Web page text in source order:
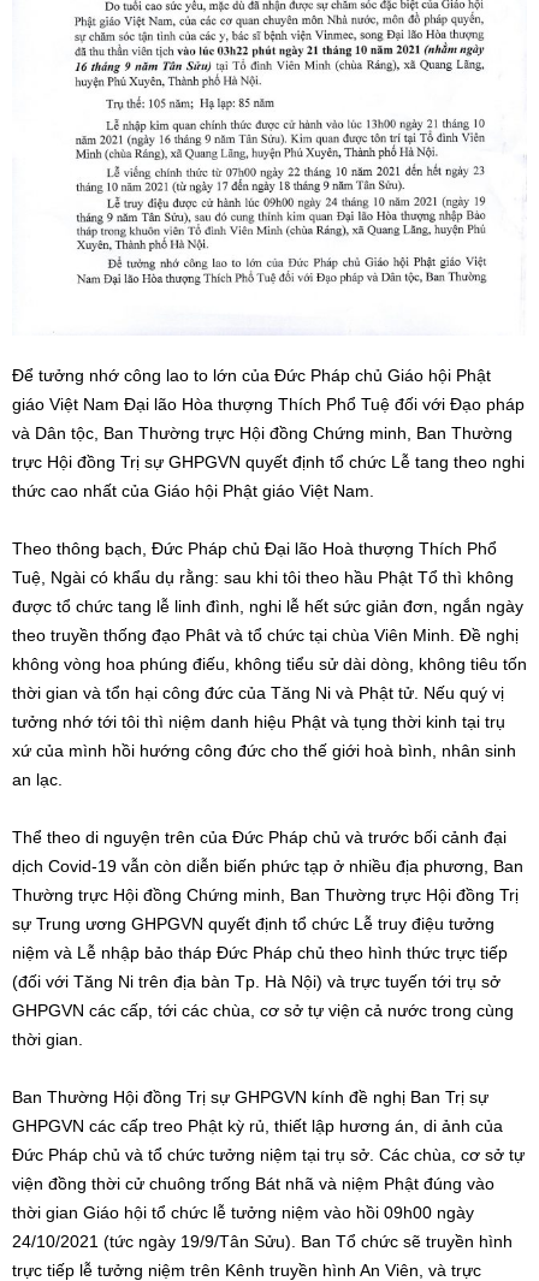
Để tưởng nhớ công lao to lớn của Đức Pháp chủ Giáo hội Phật
giáo Việt Nam Đại lão Hòa thượng Thích Phổ Tuệ đối với Đạo pháp
và Dân tộc, Ban Thường trực Hội đồng Chứng minh, Ban Thường
trực Hội đồng Trị sự GHPGVN quyết định tổ chức Lễ tang theo nghi
thức cao nhất của Giáo hội Phật giáo Việt Nam.
Theo thông bạch, Đức Pháp chủ Đại lão Hoà thượng Thích Phổ
Tuệ, Ngài có khẩu dụ rằng: sau khi tôi theo hầu Phật Tổ thì không
được tổ chức tang lễ linh đình, nghi lễ hết sức giản đơn, ngắn ngày
theo truyền thống đạo Phât và tổ chức tại chùa Viên Minh. Đề nghị
không vòng hoa phúng điếu, không tiểu sử dài dòng, không tiêu tốn
thời gian và tổn hại công đức của Tăng Ni và Phật tử. Nếu quý vị
tưởng nhớ tới tôi thì niệm danh hiệu Phật và tụng thời kinh tại trụ
xứ của mình hồi hướng công đức cho thế giới hoà bình, nhân sinh
an lạc.
Thể theo di nguyện trên của Đức Pháp chủ và trước bối cảnh đại
dịch Covid-19 vẫn còn diễn biến phức tạp ở nhiều địa phương, Ban
Thường trực Hội đồng Chứng minh, Ban Thường trực Hội đồng Trị
sự Trung ương GHPGVN quyết định tổ chức Lễ truy điệu tưởng
niệm và Lễ nhập bảo tháp Đức Pháp chủ theo hình thức trực tiếp
(đối với Tăng Ni trên địa bàn Tp. Hà Nội) và trực tuyến tới trụ sở
GHPGVN các cấp, tới các chùa, cơ sở tự viện cả nước trong cùng
thời gian.
Ban Thường Hội đồng Trị sự GHPGVN kính đề nghị Ban Trị sự
GHPGVN các cấp treo Phật kỳ rủ, thiết lập hương án, di ảnh của
Đức Pháp chủ và tổ chức tưởng niệm tại trụ sở. Các chùa, cơ sở tự
viện đồng thời cử chuông trống Bát nhã và niệm Phật đúng vào
thời gian Giáo hội tổ chức lễ tưởng niệm vào hồi 09h00 ngày
24/10/2021 (tức ngày 19/9/Tân Sửu). Ban Tổ chức sẽ truyền hình
trực tiếp lễ tưởng niệm trên Kênh truyền hình An Viên, và trực